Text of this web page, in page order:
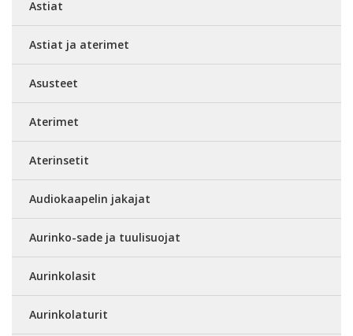
Astiat
Astiat ja aterimet
Asusteet
Aterimet
Aterinsetit
Audiokaapelin jakajat
Aurinko-sade ja tuulisuojat
Aurinkolasit
Aurinkolaturit